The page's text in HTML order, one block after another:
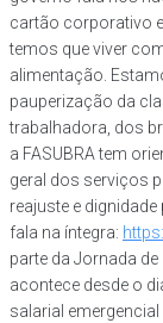
cartão corporativo
temos que viver
alimentação.
pauperização da
trabalhadora, dos
a FASUBRA tem
geral dos serviços
reajuste e
fala na íntegra:
parte da Jornada de
acontece desde o
salarial